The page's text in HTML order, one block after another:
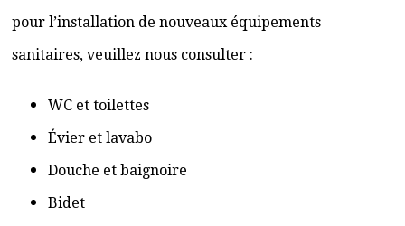
pour l’installation de nouveaux équipements
sanitaires, veuillez nous consulter :
WC et toilettes
Évier et lavabo
Douche et baignoire
Bidet